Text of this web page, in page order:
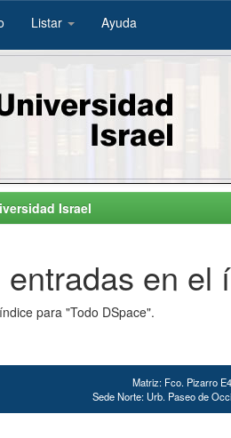
Listar Ayuda
Israel
entradas en el
para "Todo DSpace".
Matriz: Fco. Pizarro
Sede Norte: Urb. Paseo de